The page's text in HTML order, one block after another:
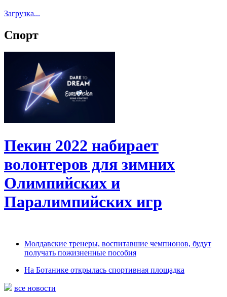
Загрузка...
Спорт
Пекин 2022 набирает
волонтеров для зимних
Олимпийских и
Паралимпийских игр
Молдавские тренеры, воспитавшие чемпионов, будут
получать пожизненные пособия
На Ботанике открылась спортивная площадка
все новости